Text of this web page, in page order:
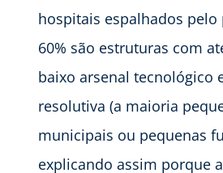
hospitais espalhados
60% são estruturas com
baixo arsenal tecnológico
resolutiva (a maioria
municipais ou pequenas
explicando assim porque